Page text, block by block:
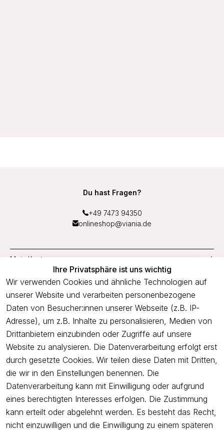
Ihre Privatsphäre ist uns wichtig
Wir verwenden Cookies und ähnliche Technologien auf
unserer Website und verarbeiten personenbezogene
Daten von Besucher:innen unserer Webseite (z.B. IP-
Adresse), um z.B. Inhalte zu personalisieren, Medien von
Drittanbietern einzubinden oder Zugriffe auf unsere
Website zu analysieren. Die Datenverarbeitung erfolgt erst
durch gesetzte Cookies. Wir teilen diese Daten mit Dritten,
die wir in den Einstellungen benennen. Die
Datenverarbeitung kann mit Einwilligung oder aufgrund
eines berechtigten Interesses erfolgen. Die Zustimmung
kann erteilt oder abgelehnt werden. Es besteht das Recht,
nicht einzuwilligen und die Einwilligung zu einem späteren
Du hast Fragen?
+49 7473 94350
onlineshop@viania.de
Mein Konto
Service
Unternehmen
Newsletter
Freue dich über 5€ Rabatt bei deiner nächsten Bestellung und
profitiere von Angeboten.
Newsletter abonnieren